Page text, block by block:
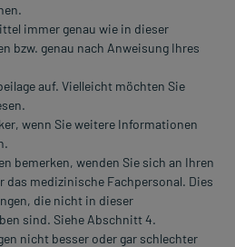
immer genau wie in dieser
bzw. genau nach Anweisung Ihres
auf. Vielleicht möchten Sie
wenn Sie weitere Informationen
bemerken, wenden Sie sich an Ihren
das medizinische Fachpersonal. Dies
die nicht in dieser
sind. Siehe Abschnitt 4.
nicht besser oder gar schlechter